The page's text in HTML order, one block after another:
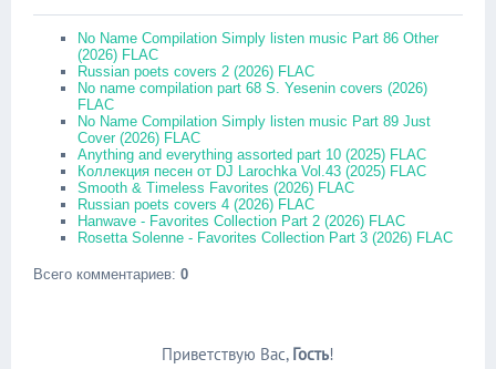
No Name Compilation Simply listen music Part 86 Other
(2026) FLAC
Russian poets covers 2 (2026) FLAC
No name compilation part 68 S. Yesenin covers (2026)
FLAC
No Name Compilation Simply listen music Part 89 Just
Cover (2026) FLAC
Anything and everything assorted part 10 (2025) FLAC
Коллекция песен от DJ Larochka Vol.43 (2025) FLAC
Smooth & Timeless Favorites (2026) FLAC
Russian poets covers 4 (2026) FLAC
Hanwave - Favorites Collection Part 2 (2026) FLAC
Rosetta Solenne - Favorites Collection Part 3 (2026) FLAC
Всего комментариев: 0
Приветствую Вас, Гость!